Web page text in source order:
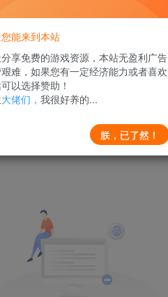
能来到本站
享免费的游戏资源，本站无盈利广告
难，如果您有一定经济能力或者喜欢
以选择赞助！
大佬们， 我很好养的...
朕，已了然！